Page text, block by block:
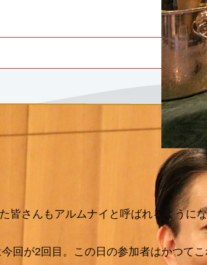
んもアルムナイと呼ばれるよう
が2回目。この日の参加者は